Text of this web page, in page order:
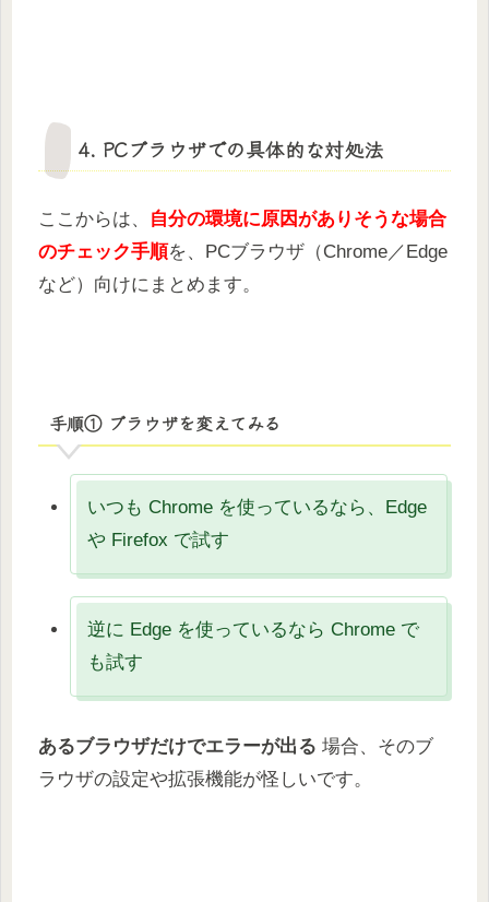
4. PCブラウザでの具体的な対処法
ここからは、
自分の環境に原因がありそうな場合
のチェック手順を、PCブラウザ（Chrome／Edge
など）向けにまとめます。
手順① ブラウザを変えてみる
いつも Chrome を使っているなら、Edge
や Firefox で試す
逆に Edge を使っているなら Chrome で
も試す
あるブラウザだけでエラーが出る 場合、そのブ
ラウザの設定や拡張機能が怪しいです。